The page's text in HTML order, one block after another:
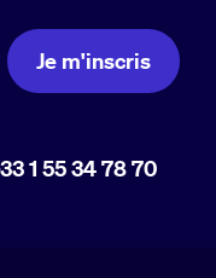
Je m'inscris
1 55 34 78 70